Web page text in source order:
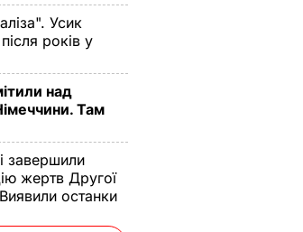
Усик
років у
над
Там
завершили
жертв Другої
останки